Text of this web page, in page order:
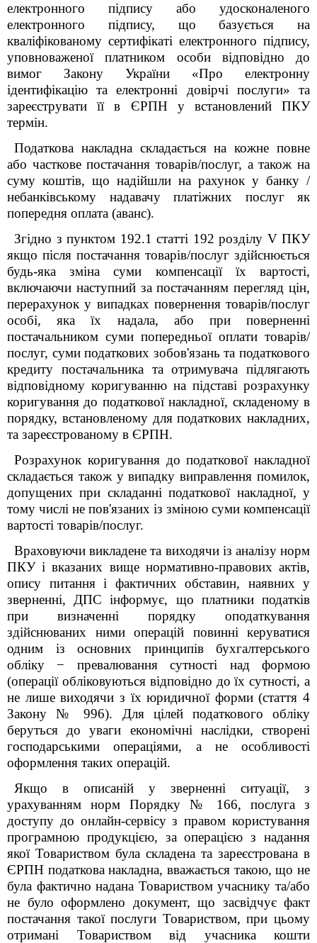
електронного підпису або удосконаленого
електронного підпису, що базується на
кваліфікованому сертифікаті електронного підпису,
уповноваженої платником особи відповідно до
вимог Закону України «Про електронну
ідентифікацію та електронні довірчі послуги» та
зареєструвати її в ЄРПН у встановлений ПКУ
термін.
Податкова накладна складається на кожне повне
або часткове постачання товарів/послуг, а також на
суму коштів, що надійшли на рахунок у банку /
небанківському надавачу платіжних послуг як
попередня оплата (аванс).
Згідно з пунктом 192.1 статті 192 розділу V ПКУ
якщо після постачання товарів/послуг здійснюється
будь-яка зміна суми компенсації їх вартості,
включаючи наступний за постачанням перегляд цін,
перерахунок у випадках повернення товарів/послуг
особі, яка їх надала, або при поверненні
постачальником суми попередньої оплати товарів/
послуг, суми податкових зобов'язань та податкового
кредиту постачальника та отримувача підлягають
відповідному коригуванню на підставі розрахунку
коригування до податкової накладної, складеному в
порядку, встановленому для податкових накладних,
та зареєстрованому в ЄРПН.
Розрахунок коригування до податкової накладної
складається також у випадку виправлення помилок,
допущених при складанні податкової накладної, у
тому числі не пов'язаних із зміною суми компенсації
вартості товарів/послуг.
Враховуючи викладене та виходячи із аналізу норм
ПКУ і вказаних вище нормативно-правових актів,
опису питання і фактичних обставин, наявних у
зверненні, ДПС інформує, що платники податків
при визначенні порядку оподаткування
здійснюваних ними операцій повинні керуватися
одним із основних принципів бухгалтерського
обліку − превалювання сутності над формою
(операції обліковуються відповідно до їх сутності, а
не лише виходячи з їх юридичної форми (стаття 4
Закону № 996). Для цілей податкового обліку
беруться до уваги економічні наслідки, створені
господарськими операціями, а не особливості
оформлення таких операцій.
Якщо в описаній у зверненні ситуації, з
урахуванням норм Порядку № 166, послуга з
доступу до онлайн-сервісу з правом користування
програмною продукцією, за операцією з надання
якої Товариством була складена та зареєстрована в
ЄРПН податкова накладна, вважається такою, що не
була фактично надана Товариством учаснику та/або
не було оформлено документ, що засвідчує факт
постачання такої послуги Товариством, при цьому
отримані Товариством від учасника кошти